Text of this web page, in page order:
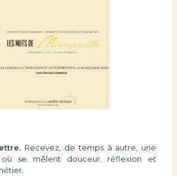
Recevez, de temps à autre, une
se mêlent douceur, réflexion et